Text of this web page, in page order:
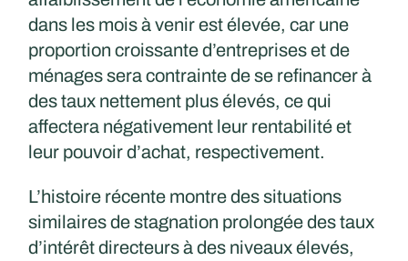
dans les mois à venir est élevée, car une
proportion croissante d’entreprises et de
ménages sera contrainte de se refinancer à
des taux nettement plus élevés, ce qui
affectera négativement leur rentabilité et
leur pouvoir d’achat, respectivement.​
L’histoire récente montre des situations
similaires de stagnation prolongée des taux
d’intérêt directeurs à des niveaux élevés,